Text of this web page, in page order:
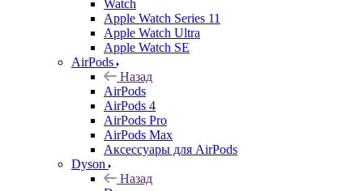
Watch
Apple Watch Series 11
Apple Watch Ultra
Apple Watch SE
AirPods
Назад
AirPods
AirPods 4
AirPods Pro
AirPods Max
Аксессуары для AirPods
Dyson
Назад